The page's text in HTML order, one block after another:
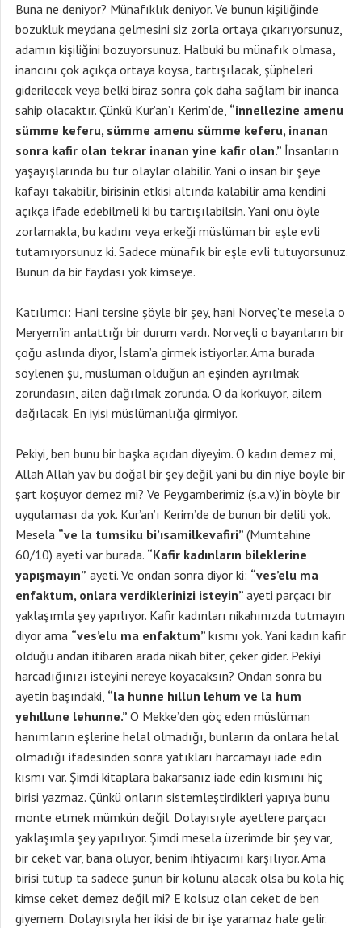
Buna ne deniyor? Münafıklık deniyor. Ve bunun kişiliğinde
bozukluk meydana gelmesini siz zorla ortaya çıkarıyorsunuz,
adamın kişiliğini bozuyorsunuz. Halbuki bu münafık olmasa,
inancını çok açıkça ortaya koysa, tartışılacak, şüpheleri
giderilecek veya belki biraz sonra çok daha sağlam bir inanca
sahip olacaktır. Çünkü Kur’an’ı Kerim’de, “innellezine amenu
sümme keferu, sümme amenu sümme keferu, inanan
sonra kafir olan tekrar inanan yine kafir olan.” İnsanların
yaşayışlarında bu tür olaylar olabilir. Yani o insan bir şeye
kafayı takabilir, birisinin etkisi altında kalabilir ama kendini
açıkça ifade edebilmeli ki bu tartışılabilsin. Yani onu öyle
zorlamakla, bu kadını veya erkeği müslüman bir eşle evli
tutamıyorsunuz ki. Sadece münafık bir eşle evli tutuyorsunuz.
Bunun da bir faydası yok kimseye.
Katılımcı: Hani tersine şöyle bir şey, hani Norveç’te mesela o
Meryem’in anlattığı bir durum vardı. Norveçli o bayanların bir
çoğu aslında diyor, İslam’a girmek istiyorlar. Ama burada
söylenen şu, müslüman olduğun an eşinden ayrılmak
zorundasın, ailen dağılmak zorunda. O da korkuyor, ailem
dağılacak. En iyisi müslümanlığa girmiyor.
Pekiyi, ben bunu bir başka açıdan diyeyim. O kadın demez mi,
Allah Allah yav bu doğal bir şey değil yani bu din niye böyle bir
şart koşuyor demez mi? Ve Peygamberimiz (s.a.v.)’in böyle bir
uygulaması da yok. Kur’an’ı Kerim’de de bunun bir delili yok.
Mesela “ve la tumsiku bi’ısamilkevafiri” (Mumtahine
60/10) ayeti var burada. “Kafir kadınların bileklerine
yapışmayın” ayeti. Ve ondan sonra diyor ki: “ves’elu ma
enfaktum, onlara verdiklerinizi isteyin” ayeti parçacı bir
yaklaşımla şey yapılıyor. Kafir kadınları nikahınızda tutmayın
diyor ama “ves’elu ma enfaktum” kısmı yok. Yani kadın kafir
olduğu andan itibaren arada nikah biter, çeker gider. Pekiyi
harcadığınızı isteyini nereye koyacaksın? Ondan sonra bu
ayetin başındaki, “la hunne hıllun lehum ve la hum
yehıllune lehunne.” O Mekke’den göç eden müslüman
hanımların eşlerine helal olmadığı, bunların da onlara helal
olmadığı ifadesinden sonra yatıkları harcamayı iade edin
kısmı var. Şimdi kitaplara bakarsanız iade edin kısmını hiç
birisi yazmaz. Çünkü onların sistemleştirdikleri yapıya bunu
monte etmek mümkün değil. Dolayısıyle ayetlere parçacı
yaklaşımla şey yapılıyor. Şimdi mesela üzerimde bir şey var,
bir ceket var, bana oluyor, benim ihtiyacımı karşılıyor. Ama
birisi tutup ta sadece şunun bir kolunu alacak olsa bu kola hiç
kimse ceket demez değil mi? E kolsuz olan ceket de ben
giyemem. Dolayısıyla her ikisi de bir işe yaramaz hale gelir.